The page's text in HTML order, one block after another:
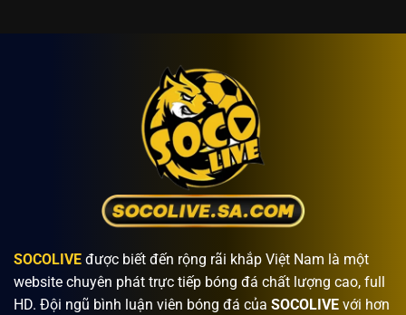
SOCOLIVE được biết đến rộng rãi khắp Việt Nam là một
website chuyên phát trực tiếp bóng đá chất lượng cao, full
HD. Đội ngũ bình luận viên bóng đá của SOCOLIVE với hơn